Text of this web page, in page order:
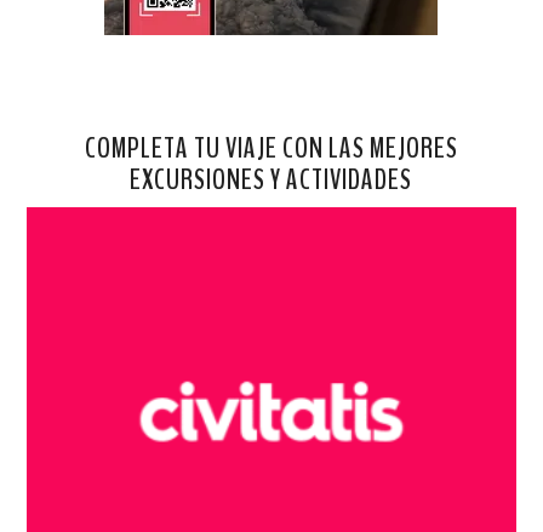
COMPLETA TU VIAJE CON LAS MEJORES
EXCURSIONES Y ACTIVIDADES